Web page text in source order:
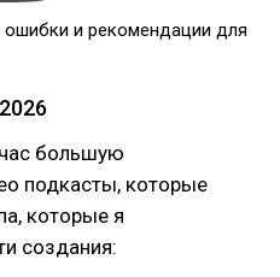
и рекомендации для
большую
подкасты, которые
которые я
создания: